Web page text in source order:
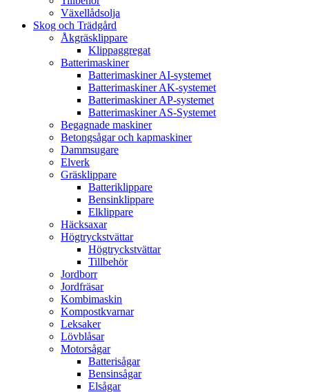
Växellådsolja
Skog och Trädgård
Åkgräsklippare
Klippaggregat
Batterimaskiner
Batterimaskiner AI-systemet
Batterimaskiner AK-systemet
Batterimaskiner AP-systemet
Batterimaskiner AS-Systemet
Begagnade maskiner
Betongsågar och kapmaskiner
Dammsugare
Elverk
Gräsklippare
Batteriklippare
Bensinklippare
Elklippare
Häcksaxar
Högtryckstvättar
Högtryckstvättar
Tillbehör
Jordborr
Jordfräsar
Kombimaskin
Kompostkvarnar
Leksaker
Lövblåsar
Motorsågar
Batterisågar
Bensinsågar
Elsågar